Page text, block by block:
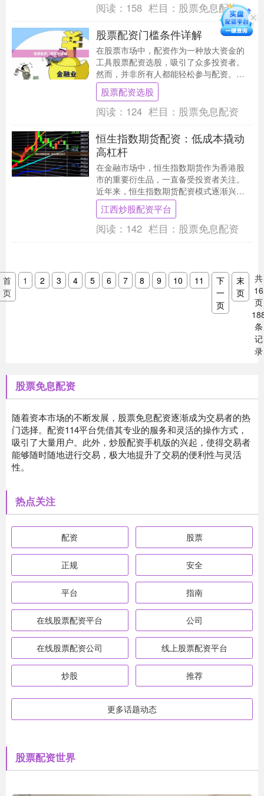
阅读： 158 栏目： 股票免息配资
股票配资门槛条件详解
在股票市场中，配资作为一种放大资金的
工具股票配资选股，吸引了众多投资者。
然而，并非所有人都能轻松参与配资。本
文将详细解读股票配资的门槛条件，帮助
您了解进入这一领....
股票配资选股
阅读： 124 栏目： 股票免息配资
恒生指数期货配资：低成本撬动
高杠杆
在金融市场中，恒生指数期货作为香港股
市的重要衍生品，一直备受投资者关注。
近年来，恒生指数期货配资模式逐渐兴
起，为资金有限的投资者提供了以较低成
本参与高杠杆交易的....
江西炒股配资平台
阅读： 142 栏目： 股票免息配资
首
页
1 2 3 4 5 6 7 8 9 10 11
下
一
页
末
页
共
16
页
条
记
录
股票免息配资
随着资本市场的不断发展，股票免息配资逐渐成为交易者的热
门选择。配资114平台凭借其专业的服务和灵活的操作方式，
吸引了大量用户。此外，炒股配资手机版的兴起，使得交易者
能够随时随地进行交易，极大地提升了交易的便利性与灵活
性。
热点关注
配资 股票
正规 安全
平台 指南
在线股票配资平台 公司
在线股票配资公司 线上股票配资平台
炒股 推荐
更多话题动态
股票配资世界